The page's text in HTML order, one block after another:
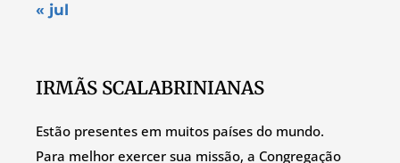
« jul
IRMÃS SCALABRINIANAS
Estão presentes em muitos países do mundo.
Para melhor exercer sua missão, a Congregação